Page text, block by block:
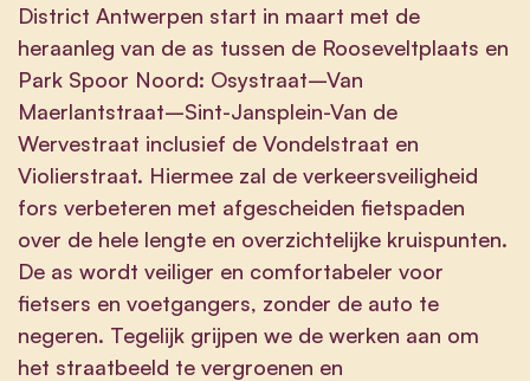
District Antwerpen start in maart met de
heraanleg van de as tussen de Rooseveltplaats en
Park Spoor Noord: Osystraat–Van
Maerlantstraat–Sint-Jansplein-Van de
Wervestraat inclusief de Vondelstraat en
Violierstraat. Hiermee zal de verkeersveiligheid
fors verbeteren met afgescheiden fietspaden
over de hele lengte en overzichtelijke kruispunten.
De as wordt veiliger en comfortabeler voor
fietsers en voetgangers, zonder de auto te
negeren. Tegelijk grijpen we de werken aan om
het straatbeeld te vergroenen en